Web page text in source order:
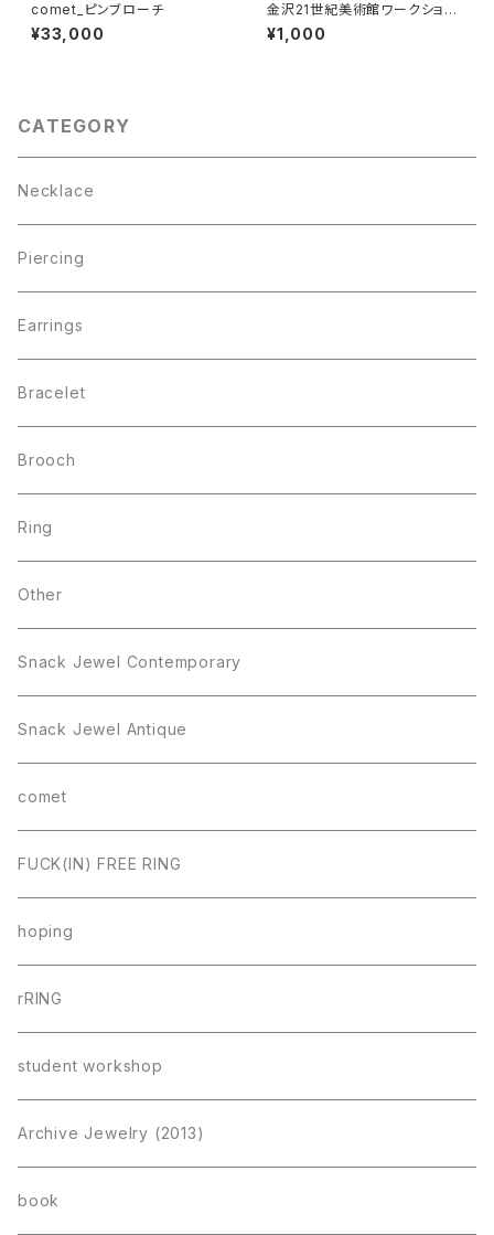
comet_ピンブローチ
¥33,000
金沢21世紀美術館ワークショッ
プ・アーカイブブック 2019-20
20
¥1,000
CATEGORY
Necklace
Piercing
Earrings
Bracelet
Brooch
Ring
Other
Snack Jewel Contemporary
Snack Jewel Antique
comet
FUCK(IN) FREE RING
hoping
rRING
student workshop
Archive Jewelry (2013)
book